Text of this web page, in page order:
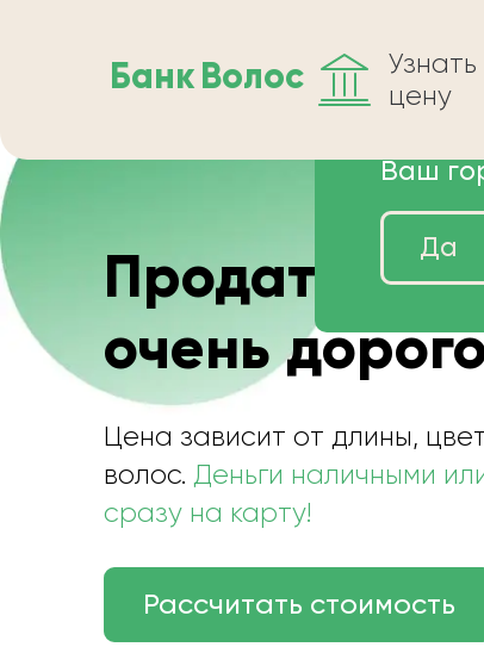
БанкВолос
Узнать
цену
Продать
очень
Цена зависит от длины,
волос. Деньги наличными
сразу на карту!
Рассчитать стоимость
Ваш
Да